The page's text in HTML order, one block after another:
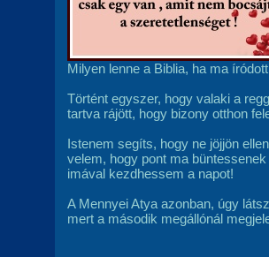
Milyen lenne a Biblia, ha ma
Történt egyszer, hogy valaki a
tartva rájött, hogy bizony otthon
Istenem segíts, hogy ne jöjjön
velem, hogy pont ma
imával kezdhessem a napot!
A Mennyei Atya azonban, úgy
mert a második megállónál